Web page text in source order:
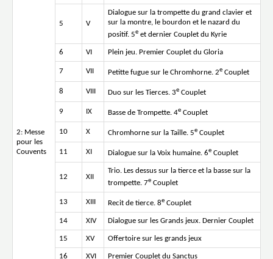
2: Messe
pour les
Couvents
5 V
Dialogue sur la trompette du grand clavier et
sur la montre, le bourdon et le nazard du
positif. 5e et dernier Couplet du Kyrie
6 VI Plein jeu. Premier Couplet du Gloria
7 VII Petitte fugue sur le Chromhorne. 2e Couplet
8 VIII Duo sur les Tierces. 3e Couplet
9 IX Basse de Trompette. 4e Couplet
10 X Chromhorne sur la Taille. 5e Couplet
11 XI Dialogue sur la Voix humaine. 6e Couplet
12 XII
Trio. Les dessus sur la tierce et la basse sur la
trompette. 7e Couplet
13 XIII Recit de tierce. 8e Couplet
14 XIV Dialogue sur les Grands jeux. Dernier Couplet
15 XV Offertoire sur les grands jeux
16 XVI Premier Couplet du Sanctus